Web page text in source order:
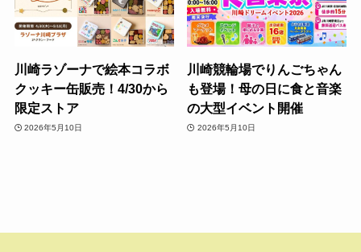
川崎ラゾーナで絵本コラボ
クッキー缶販売！4/30から
限定ストア
2026年5月10日
川崎競輪場でりんごちゃん
も登場！母の日に食と音楽
の大型イベント開催
2026年5月10日